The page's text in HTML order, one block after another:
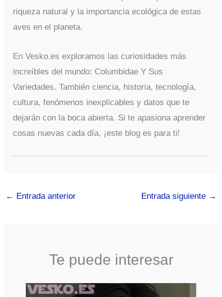
riqueza natural y la importancia ecológica de estas
aves en el planeta.
En Vesko.es exploramos las curiosidades más
increíbles del mundo: Columbidae Y Sus
Variedades. También ciencia, historia, tecnología,
cultura, fenómenos inexplicables y datos que te
dejarán con la boca abierta. Si te apasiona aprender
cosas nuevas cada día, ¡este blog es para ti!
← Entrada anterior Entrada siguiente →
Te puede interesar